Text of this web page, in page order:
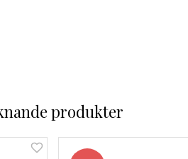
produkter